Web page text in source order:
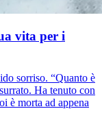
vita per i
sorriso. “Quanto è
Ha tenuto con
è morta ad appena